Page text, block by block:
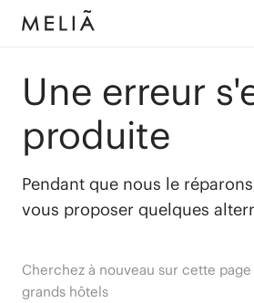
Une erreur
produite
Pendant que nous le
vous proposer quelques
Cherchez à nouveau sur cette
grands hôtels